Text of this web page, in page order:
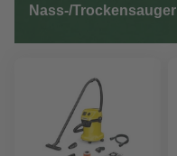
Nass-/Trockensauger